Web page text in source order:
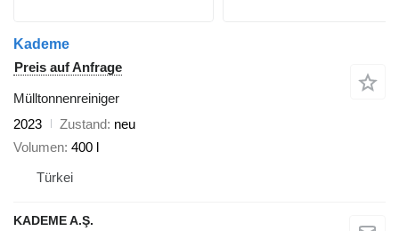
Kademe
Preis auf Anfrage
Mülltonnenreiniger
2023
Zustand neu
Volumen 400 l
Türkei
KADEME A.Ş.